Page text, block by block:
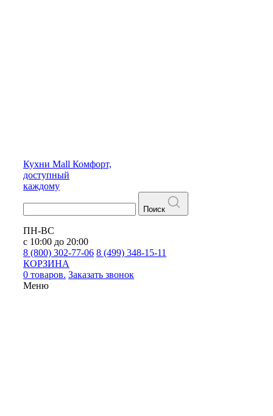
Кухни Mall Комфорт,
доступный
каждому
Поиск
ПН-ВС
с 10:00 до 20:00
8 (800) 302-77-06 8 (499) 348-15-11
КОРЗИНА
0 товаров. Заказать звонок
Меню